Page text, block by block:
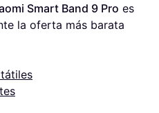
Smart Band 9 Pro
la oferta más barata